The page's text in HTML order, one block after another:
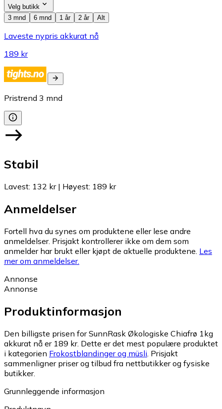
Velg butikk
3 mnd
6 mnd 1 år 2 år Alt
Laveste nypris akkurat nå
189 kr
Pristrend 3 mnd
Stabil
Lavest: 132 kr| Høyest: 189 kr
Anmeldelser
Fortell hva du synes om produktene eller lese andre
anmeldelser. Prisjakt kontrollerer ikke om dem som
anmelder har brukt eller kjøpt de aktuelle produktene. Les
mer om anmeldelser.
Annonse
Annonse
Produktinformasjon
Den billigste prisen for SunnRask Økologiske Chiafrø 1kg
akkurat nå er 189 kr. Dette er det mest populære produktet
i kategorien Frokostblandinger og müsli Prisjakt
sammenligner priser og tilbud fra nettbutikker og fysiske
butikker.
Grunnleggende informasjon